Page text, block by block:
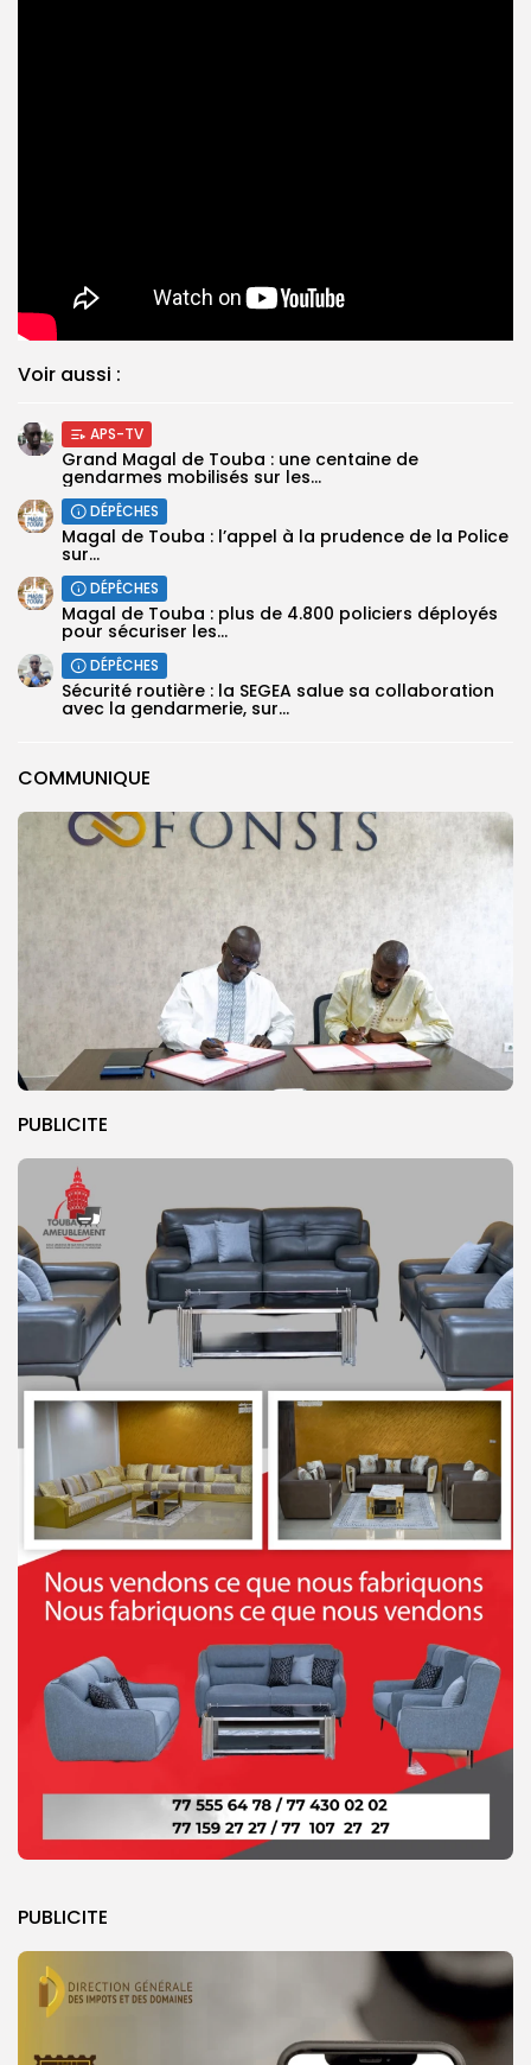
COMMUNIQUE
PUBLICITE
PUBLICITE
Voir aussi :
APS-TV
Grand Magal de Touba : une centaine de
gendarmes mobilisés sur les...
DÉPÊCHES
Magal de Touba : l’appel à la prudence de la Police
sur...
DÉPÊCHES
Magal de Touba : plus de 4.800 policiers déployés
pour sécuriser les...
DÉPÊCHES
Sécurité routière : la SEGEA salue sa collaboration
avec la gendarmerie, sur...